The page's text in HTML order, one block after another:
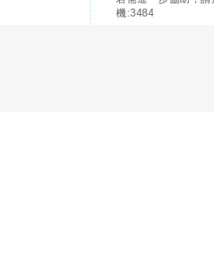
機:3484